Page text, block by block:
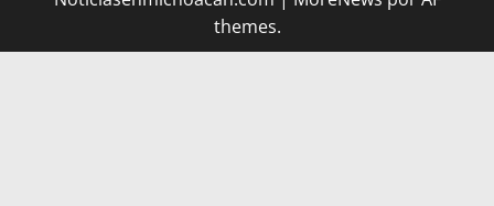
themes.